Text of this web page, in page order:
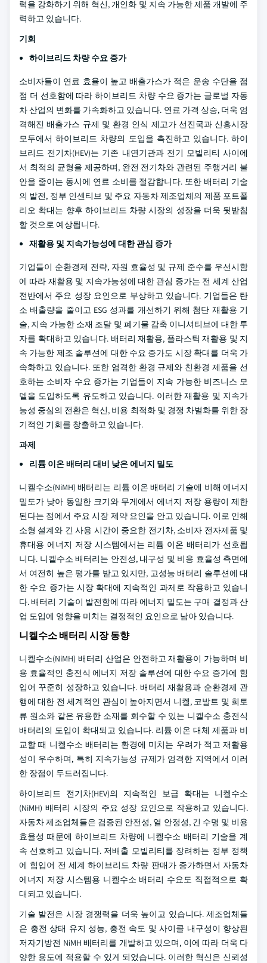
력을 강화하기 위해 혁신, 개인화 및 지속 가능한 제품 개발에 주
력하고 있습니다.
기회
하이브리드 차량 수요 증가
소비자들이 연료 효율이 높고 배출가스가 적은 운송 수단을 점
점 더 선호함에 따라 하이브리드 차량 수요 증가는 글로벌 자동
차 산업의 변화를 가속화하고 있습니다. 연료 가격 상승, 더욱 엄
격해진 배출가스 규제 및 환경 인식 제고가 선진국과 신흥시장
모두에서 하이브리드 차량의 도입을 촉진하고 있습니다. 하이
브리드 전기차(HEV)는 기존 내연기관과 전기 모빌리티 사이에
서 최적의 균형을 제공하며, 완전 전기차와 관련된 주행거리 불
안을 줄이는 동시에 연료 소비를 절감합니다. 또한 배터리 기술
의 발전, 정부 인센티브 및 주요 자동차 제조업체의 제품 포트폴
리오 확대는 향후 하이브리드 차량 시장의 성장을 더욱 뒷받침
할 것으로 예상됩니다.
재활용 및 지속가능성에 대한 관심 증가
기업들이 순환경제 전략, 자원 효율성 및 규제 준수를 우선시함
에 따라 재활용 및 지속가능성에 대한 관심 증가는 전 세계 산업
전반에서 주요 성장 요인으로 부상하고 있습니다. 기업들은 탄
소 배출량을 줄이고 ESG 성과를 개선하기 위해 첨단 재활용 기
술, 지속 가능한 소재 조달 및 폐기물 감축 이니셔티브에 대한 투
자를 확대하고 있습니다. 배터리 재활용, 플라스틱 재활용 및 지
속 가능한 제조 솔루션에 대한 수요 증가도 시장 확대를 더욱 가
속화하고 있습니다. 또한 엄격한 환경 규제와 친환경 제품을 선
호하는 소비자 수요 증가는 기업들이 지속 가능한 비즈니스 모
델을 도입하도록 유도하고 있습니다. 이러한 재활용 및 지속가
능성 중심의 전환은 혁신, 비용 최적화 및 경쟁 차별화를 위한 장
기적인 기회를 창출하고 있습니다.
과제
리튬 이온 배터리 대비 낮은 에너지 밀도
니켈수소(NiMH) 배터리는 리튬 이온 배터리 기술에 비해 에너지
밀도가 낮아 동일한 크기와 무게에서 에너지 저장 용량이 제한
된다는 점에서 주요 시장 제약 요인을 안고 있습니다. 이로 인해
소형 설계와 긴 사용 시간이 중요한 전기차, 소비자 전자제품 및
휴대용 에너지 저장 시스템에서는 리튬 이온 배터리가 선호됩
니다. 니켈수소 배터리는 안전성, 내구성 및 비용 효율성 측면에
서 여전히 높은 평가를 받고 있지만, 고성능 배터리 솔루션에 대
한 수요 증가는 시장 확대에 지속적인 과제로 작용하고 있습니
다. 배터리 기술이 발전함에 따라 에너지 밀도는 구매 결정과 산
업 도입에 영향을 미치는 결정적인 요인으로 남아 있습니다.
니켈수소 배터리 시장 동향
니켈수소(NiMH) 배터리 산업은 안전하고 재활용이 가능하며 비
용 효율적인 충전식 에너지 저장 솔루션에 대한 수요 증가에 힘
입어 꾸준히 성장하고 있습니다. 배터리 재활용과 순환경제 관
행에 대한 전 세계적인 관심이 높아지면서 니켈, 코발트 및 희토
류 원소와 같은 유용한 소재를 회수할 수 있는 니켈수소 충전식
배터리의 도입이 확대되고 있습니다. 리튬 이온 대체 제품과 비
교할 때 니켈수소 배터리는 환경에 미치는 우려가 적고 재활용
성이 우수하며, 특히 지속가능성 규제가 엄격한 지역에서 이러
한 장점이 두드러집니다.
하이브리드 전기차(HEV)의 지속적인 보급 확대는 니켈수소
(NiMH) 배터리 시장의 주요 성장 요인으로 작용하고 있습니다.
자동차 제조업체들은 검증된 안전성, 열 안정성, 긴 수명 및 비용
효율성 때문에 하이브리드 차량에 니켈수소 배터리 기술을 계
속 선호하고 있습니다. 저배출 모빌리티를 장려하는 정부 정책
에 힘입어 전 세계 하이브리드 차량 판매가 증가하면서 자동차
에너지 저장 시스템용 니켈수소 배터리 수요도 직접적으로 확
대되고 있습니다.
기술 발전은 시장 경쟁력을 더욱 높이고 있습니다. 제조업체들
은 충전 상태 유지 성능, 충전 속도 및 사이클 내구성이 향상된
저자기방전 NiMH 배터리를 개발하고 있으며, 이에 따라 더욱 다
양한 용도에 적용할 수 있게 되었습니다. 이러한 혁신은 신뢰성